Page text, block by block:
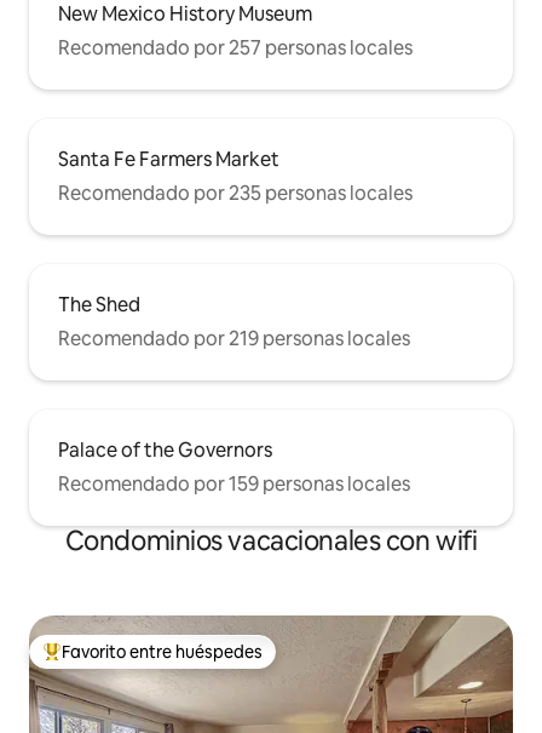
New Mexico History Museum
Recomendado por 257 personas locales
Santa Fe Farmers Market
Recomendado por 235 personas locales
The Shed
Recomendado por 219 personas locales
Palace of the Governors
Recomendado por 159 personas locales
Condominios vacacionales con wifi
Favorito entre huéspedes preferido
Favorito entre huéspedes